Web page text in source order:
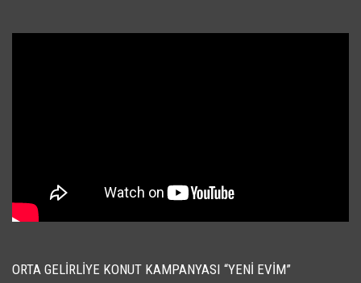
ORTA GELIRLIYE KONUT KAMPANYASI “YENI EVIM”